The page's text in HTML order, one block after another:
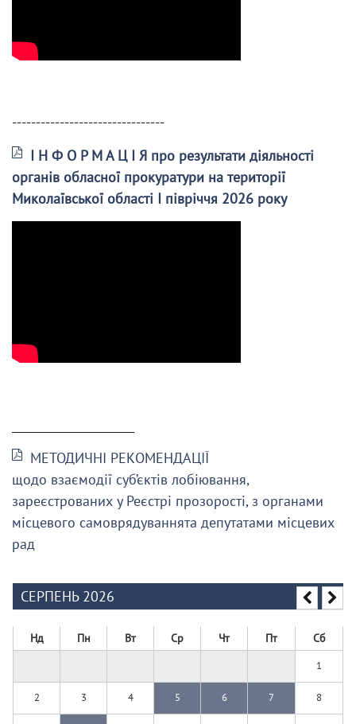
--------------------------------
І Н Ф О Р М А Ц І Я про результати діяльності
органів обласної прокуратури на території
Миколаївської області І півріччя 2026 року
МЕТОДИЧНІ РЕКОМЕНДАЦІЇ
щодо взаємодії суб’єктів лобіювання,
зареєстрованих у Реєстрі прозорості, з органами
місцевого самоврядуваннята депутатами місцевих
рад
СЕРПЕНЬ 2026
Нд Пн Вт Ср Чт Пт Сб
1
2 3 4 5 6 7 8